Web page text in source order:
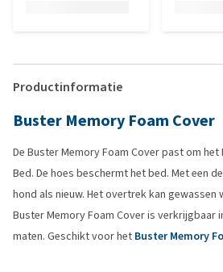
Productinformatie
Buster Memory Foam Cover
De Buster Memory Foam Cover past om
Bed. De hoes beschermt het bed. Met een
hond als nieuw. Het overtrek kan gewassen
Buster Memory Foam Cover is verkrijgbaar
maten. Geschikt voor het Buster Memory